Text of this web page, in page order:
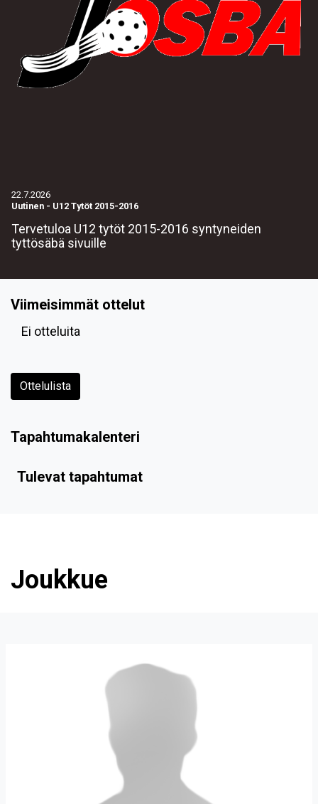
22.7.2026
Uutinen - U12 Tytöt 2015-2016
Tervetuloa U12 tytöt 2015-2016 syntyneiden
tyttösäbä sivuille
Viimeisimmät ottelut
Ei otteluita
Ottelulista
Tapahtumakalenteri
Tulevat tapahtumat
Joukkue